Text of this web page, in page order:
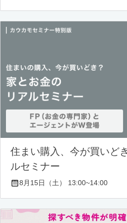
住まい購入、今が買いど
ルセミナー
8月15日（土） 13:00~14:00